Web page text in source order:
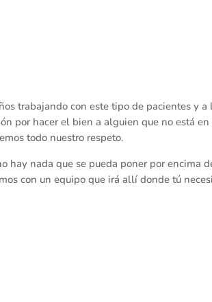
trabajando con este tipo de pacientes y
por hacer el bien a alguien que no está
todo nuestro respeto.
hay nada que se pueda poner por
con un equipo que irá allí donde tú